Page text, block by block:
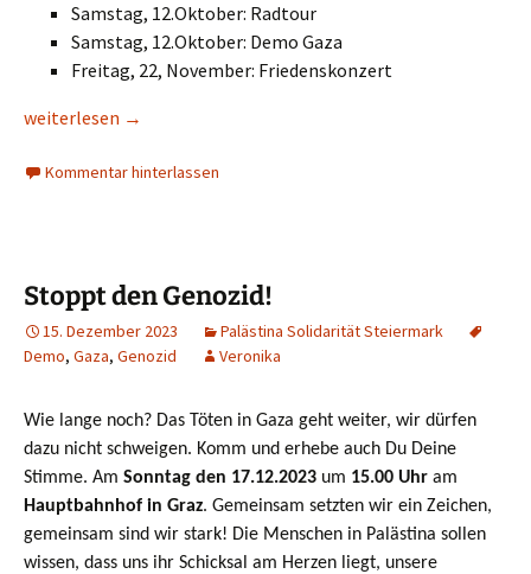
Samstag, 12.Oktober: Radtour
Samstag, 12.Oktober: Demo Gaza
Freitag, 22, November: Friedenskonzert
Demonstration am 12.Oktober 2024 und zwei weitere Termin
weiterlesen →
Kommentar hinterlassen
Stoppt den Genozid!
15. Dezember 2023
Palästina Solidarität Steiermark
Demo, Gaza, Genozid Veronika
Wie lange noch? Das Töten in Gaza geht weiter, wir dürfen
dazu nicht schweigen. Komm und erhebe auch Du Deine
Stimme. Am Sonntag den 17.12.2023 um 15.00 Uhr am
Hauptbahnhof in Graz. Gemeinsam setzten wir ein Zeichen,
gemeinsam sind wir stark! Die Menschen in Palästina sollen
wissen, dass uns ihr Schicksal am Herzen liegt, unsere